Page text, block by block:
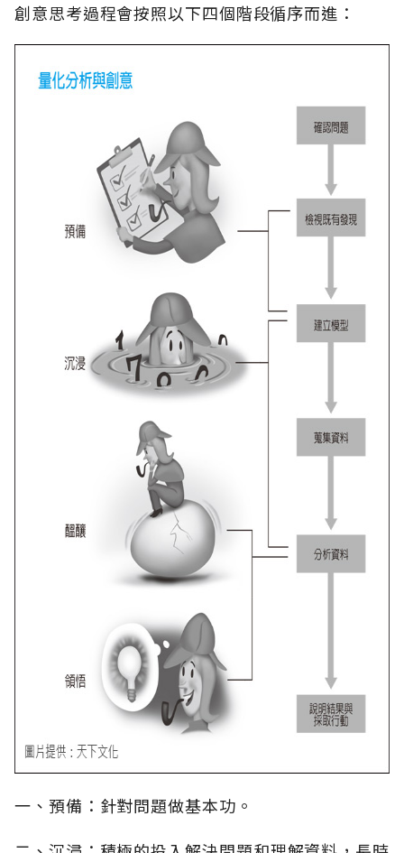
創意思考過程會按照以下四個階段循序而進：
一、預備：針對問題做基本功。